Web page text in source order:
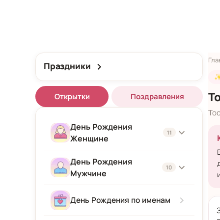
Праздники
Открытки Поздравления
День Рождения
Женщине
11
Женщине
Подруге
Девушке
День Рождения
Мужчине
10
Мужчине
День Рождения по именам